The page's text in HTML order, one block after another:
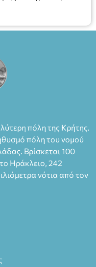
Είσοδος: :
39 Ιεράπετρα)
ΚΝΩΣΟΣ
και
πόλη της Κρήτης.
πόλη του νομού
Βρίσκεται 100
Ηράκλειο, 242
νότια από τον